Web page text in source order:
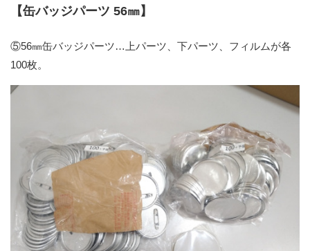
【缶バッジパーツ 56㎜】
⑤56㎜缶バッジパーツ…上パーツ、下パーツ、フィルムが各
100枚。